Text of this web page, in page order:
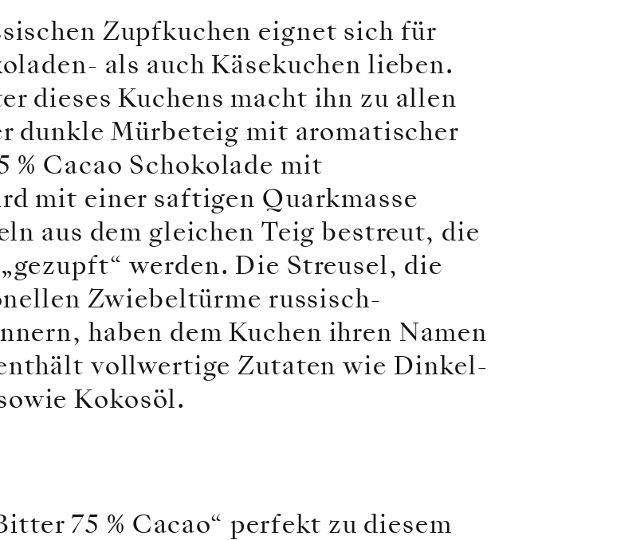
Zupfkuchen eignet sich für
als auch Käsekuchen lieben.
dieses Kuchens macht ihn zu allen
dunkle Mürbeteig mit aromatischer
% Cacao Schokolade mit
mit einer saftigen Quarkmasse
aus dem gleichen Teig bestreut, die
werden. Die Streusel, die
Zwiebeltürme russisch-
haben dem Kuchen ihren Namen
vollwertige Zutaten wie Dinkel-
Kokosöl.
75 % Cacao“ perfekt zu diesem